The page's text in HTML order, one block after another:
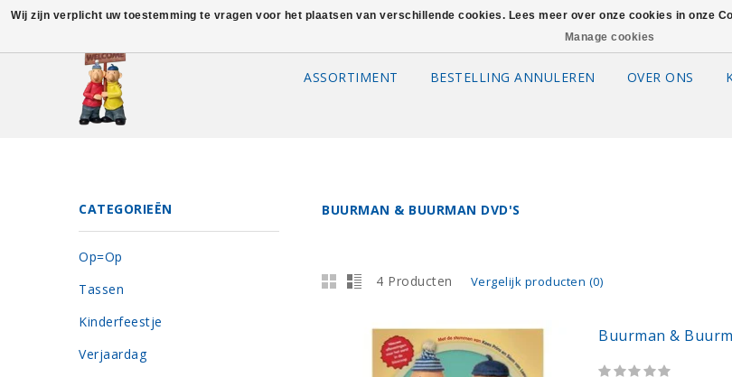
ASSORTIMENT BESTELLING ANNULEREN OVER ONS
BUURMAN & BUURMAN DVD'S
4 Producten Vergelijk producten (0)
Buurman &
CATEGORIEËN
Op=Op
Tassen
Kinderfeestje
Verjaardag
Wij zijn verplicht uw toestemming te vragen voor het plaatsen van verschillende cookies. Lees meer over onze cookies in onze
Manage cookies